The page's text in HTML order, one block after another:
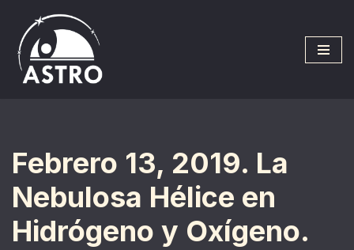
Saltar
al
contenido
Febrero 13, 2019. La
Nebulosa Hélice en
Hidrógeno y Oxígeno.